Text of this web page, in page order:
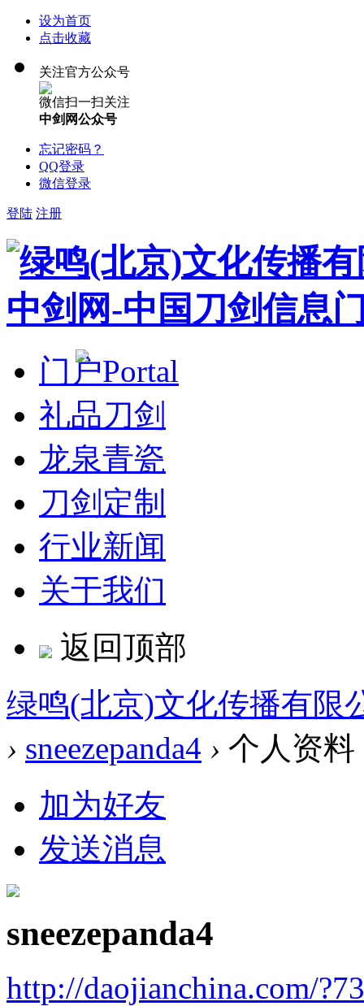
设为首页
点击收藏
关注官方公众号
微信扫一扫关注
中剑网公众号
忘记密码？
QQ登录
微信登录
登陆 注册
门户Portal
礼品刀剑
龙泉青瓷
刀剑定制
行业新闻
关于我们
返回顶部
绿鸣(北京)文化传播有限
› sneezepanda4 › 个人资料
加为好友
发送消息
sneezepanda4
http://daojianchina.com/